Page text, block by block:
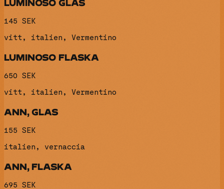
LUMINOSO GLAS
145 SEK
vitt, italien, Vermentino
LUMINOSO FLASKA
650 SEK
vitt, italien, Vermentino
ANN, GLAS
155 SEK
italien, vernaccia
ANN, FLASKA
695 SEK